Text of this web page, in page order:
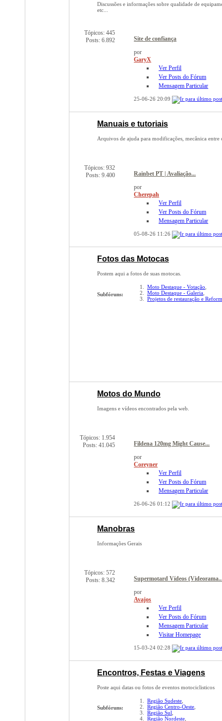
Discussões e informações sobre qualidade de
etc...
Tópicos: 445
Posts: 6.892
Site de confiança
por
GaryX
Ver Perfil
Ver Posts do Fórum
Mensagem Particular
25-06-2620:09
Manuais e tutoriais
Arquivos de ajuda para modificações, mecânica entre
Tópicos: 932
Posts: 9.400
Rainbet PT | Avaliação...
por
Cherepah
Ver Perfil
Ver Posts do Fórum
Mensagem Particular
05-08-26 11:26
Fotos das Motocas
Postem aqui a fotos de suas motocas.
Subfóruns:
Moto Destaque - Votação
Moto Destaque - Galeria
Projetos de restauração e
Motos do Mundo
Imagens e vídeos encontrados pela web.
Tópicos: 1.954
Posts: 41.045
Fildena 120mg Might Cause...
por
Coreyner
Ver Perfil
Ver Posts do Fórum
Mensagem Particular
26-06-2601:12
Manobras
Informações Gerais
Tópicos: 572
Posts: 8.342
Supermotard Vídeos
por
Avajos
Ver Perfil
Ver Posts do Fórum
Mensagem Particular
Visitar Homepage
15-03-2402:28
Encontros, Festas e Viagens
Poste aqui datas ou fotos de eventos motociclisticos
Subfóruns:
Região Sudeste
Região Centro-Oeste
Região Sul
Região Nordeste